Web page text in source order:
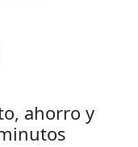
ahorro y